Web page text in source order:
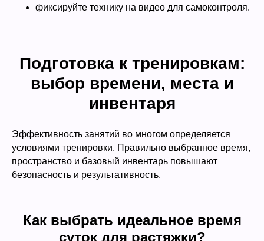
фиксируйте технику на видео для самоконтроля.
Подготовка к тренировкам:
выбор времени, места и
инвентаря
Эффективность занятий во многом определяется
условиями тренировки. Правильно выбранное время,
пространство и базовый инвентарь повышают
безопасность и результативность.
Как выбрать идеальное время
суток для растяжки?